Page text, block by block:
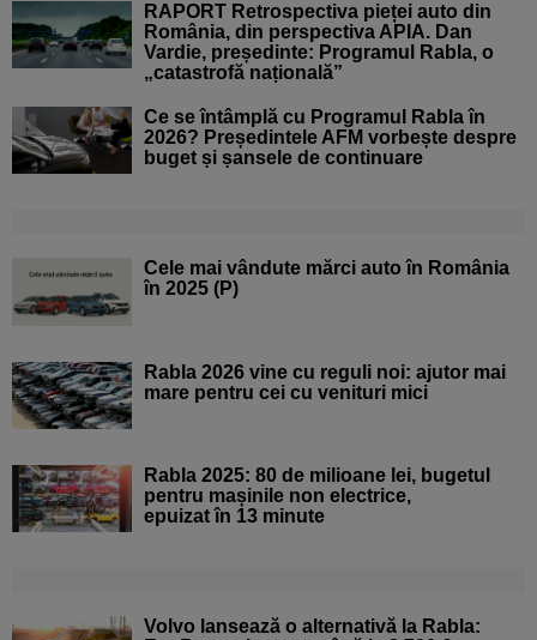
RAPORT Retrospectiva pieței auto din
România, din perspectiva APIA. Dan
Vardie, președinte: Programul Rabla, o
„catastrofă națională”
Ce se întâmplă cu Programul Rabla în
2026? Președintele AFM vorbește despre
buget și șansele de continuare
Cele mai vândute mărci auto în România
în 2025 (P)
Rabla 2026 vine cu reguli noi: ajutor mai
mare pentru cei cu venituri mici
Rabla 2025: 80 de milioane lei, bugetul
pentru mașinile non electrice,
epuizat în 13 minute
Volvo lansează o alternativă la Rabla: